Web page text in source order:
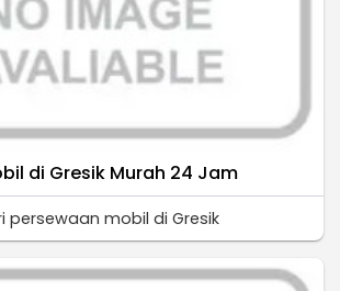
di Gresik Murah 24 Jam
persewaan mobil di Gresik